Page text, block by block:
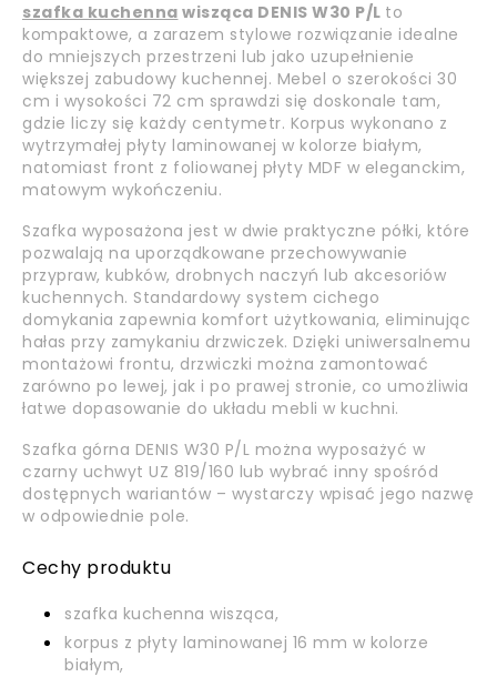
szafka kuchenna wisząca DENIS W30 P/L to
kompaktowe, a zarazem stylowe rozwiązanie idealne
do mniejszych przestrzeni lub jako uzupełnienie
większej zabudowy kuchennej. Mebel o szerokości 30
cm i wysokości 72 cm sprawdzi się doskonale tam,
gdzie liczy się każdy centymetr. Korpus wykonano z
wytrzymałej płyty laminowanej w kolorze białym,
natomiast front z foliowanej płyty MDF w eleganckim,
matowym wykończeniu.
Szafka wyposażona jest w dwie praktyczne półki, które
pozwalają na uporządkowane przechowywanie
przypraw, kubków, drobnych naczyń lub akcesoriów
kuchennych. Standardowy system cichego
domykania zapewnia komfort użytkowania, eliminując
hałas przy zamykaniu drzwiczek. Dzięki uniwersalnemu
montażowi frontu, drzwiczki można zamontować
zarówno po lewej, jak i po prawej stronie, co umożliwia
łatwe dopasowanie do układu mebli w kuchni.
Szafka górna DENIS W30 P/L można wyposażyć w
czarny uchwyt UZ 819/160 lub wybrać inny spośród
dostępnych wariantów – wystarczy wpisać jego nazwę
w odpowiednie pole.
Cechy produktu
szafka kuchenna wisząca,
korpus z płyty laminowanej 16 mm w kolorze
białym,